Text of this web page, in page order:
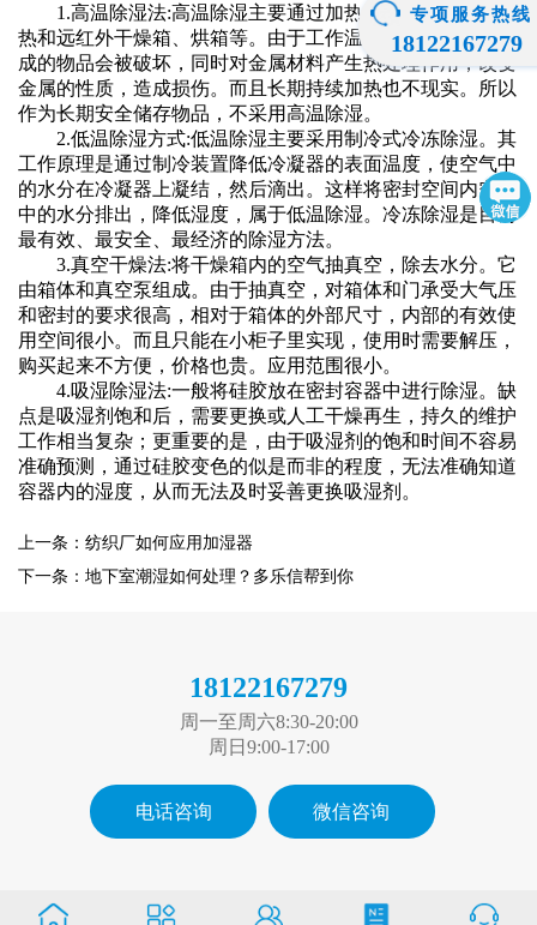
1.高温除湿法:高温除湿主要通过加热进行，如各种电加
热和远红外干燥箱、烘箱等。由于工作温度高，有机材料制
成的物品会被破坏，同时对金属材料产生热处理作用，改变
金属的性质，造成损伤。而且长期持续加热也不现实。所以
作为长期安全储存物品，不采用高温除湿。
2.低温除湿方式:低温除湿主要采用制冷式冷冻除湿。其
工作原理是通过制冷装置降低冷凝器的表面温度，使空气中
的水分在冷凝器上凝结，然后滴出。这样将密封空间内空气
中的水分排出，降低湿度，属于低温除湿。冷冻除湿是目前
最有效、最安全、最经济的除湿方法。
3.真空干燥法:将干燥箱内的空气抽真空，除去水分。它
由箱体和真空泵组成。由于抽真空，对箱体和门承受大气压
和密封的要求很高，相对于箱体的外部尺寸，内部的有效使
用空间很小。而且只能在小柜子里实现，使用时需要解压，
购买起来不方便，价格也贵。应用范围很小。
4.吸湿除湿法:一般将硅胶放在密封容器中进行除湿。缺
点是吸湿剂饱和后，需要更换或人工干燥再生，持久的维护
工作相当复杂；更重要的是，由于吸湿剂的饱和时间不容易
准确预测，通过硅胶变色的似是而非的程度，无法准确知道
容器内的湿度，从而无法及时妥善更换吸湿剂。
上一条：纺织厂如何应用加湿器
下一条：地下室潮湿如何处理？多乐信帮到你
专项服务热线
18122167279
18122167279
周一至周六8:30-20:00
周日9:00-17:00
电话咨询 微信咨询